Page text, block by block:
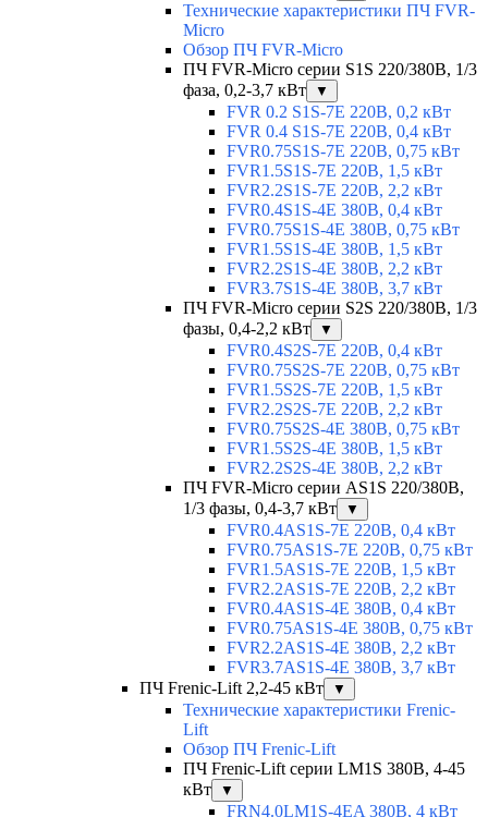
Технические характеристики ПЧ FVR-
Micro
Обзор ПЧ FVR-Micro
ПЧ FVR-Micro серии S1S 220/380В, 1/3
фаза, 0,2-3,7 кВт
▼
FVR 0.2 S1S-7E 220В, 0,2 кВт
FVR 0.4 S1S-7E 220В, 0,4 кВт
FVR0.75S1S-7E 220В, 0,75 кВт
FVR1.5S1S-7E 220В, 1,5 кВт
FVR2.2S1S-7E 220В, 2,2 кВт
FVR0.4S1S-4E 380В, 0,4 кВт
FVR0.75S1S-4E 380В, 0,75 кВт
FVR1.5S1S-4E 380В, 1,5 кВт
FVR2.2S1S-4E 380В, 2,2 кВт
FVR3.7S1S-4E 380В, 3,7 кВт
ПЧ FVR-Micro серии S2S 220/380В, 1/3
фазы, 0,4-2,2 кВт
▼
FVR0.4S2S-7E 220В, 0,4 кВт
FVR0.75S2S-7E 220В, 0,75 кВт
FVR1.5S2S-7E 220В, 1,5 кВт
FVR2.2S2S-7E 220В, 2,2 кВт
FVR0.75S2S-4E 380В, 0,75 кВт
FVR1.5S2S-4E 380В, 1,5 кВт
FVR2.2S2S-4E 380В, 2,2 кВт
ПЧ FVR-Micro серии AS1S 220/380В,
1/3 фазы, 0,4-3,7 кВт
▼
FVR0.4AS1S-7E 220В, 0,4 кВт
FVR0.75AS1S-7E 220В, 0,75 кВт
FVR1.5AS1S-7E 220В, 1,5 кВт
FVR2.2AS1S-7E 220В, 2,2 кВт
FVR0.4AS1S-4E 380В, 0,4 кВт
FVR0.75AS1S-4E 380В, 0,75 кВт
FVR2.2AS1S-4E 380В, 2,2 кВт
FVR3.7AS1S-4E 380В, 3,7 кВт
ПЧ Frenic-Lift 2,2-45 кВт
▼
Технические характеристики Frenic-
Lift
Обзор ПЧ Frenic-Lift
ПЧ Frenic-Lift серии LM1S 380В, 4-45
кВт
▼
FRN4.0LM1S-4EA 380В, 4 кВт